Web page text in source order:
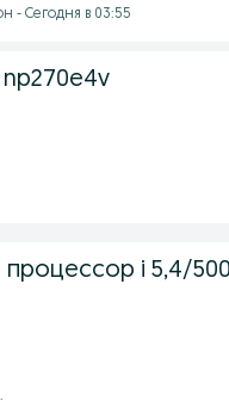
- Сегодня в 03:55
процессор i 5,4/